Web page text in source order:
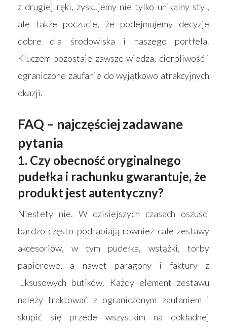
z drugiej ręki, zyskujemy nie tylko unikalny styl,
ale także poczucie, że podejmujemy decyzje
dobre dla środowiska i naszego portfela.
Kluczem pozostaje zawsze wiedza, cierpliwość i
ograniczone zaufanie do wyjątkowo atrakcyjnych
okazji.
FAQ – najczęściej zadawane
pytania
1. Czy obecność oryginalnego
pudełka i rachunku gwarantuje, że
produkt jest autentyczny?
Niestety nie. W dzisiejszych czasach oszuści
bardzo często podrabiają również całe zestawy
akcesoriów, w tym pudełka, wstążki, torby
papierowe, a nawet paragony i faktury z
luksusowych butików. Każdy element zestawu
należy traktować z ograniczonym zaufaniem i
skupić się przede wszystkim na dokładnej